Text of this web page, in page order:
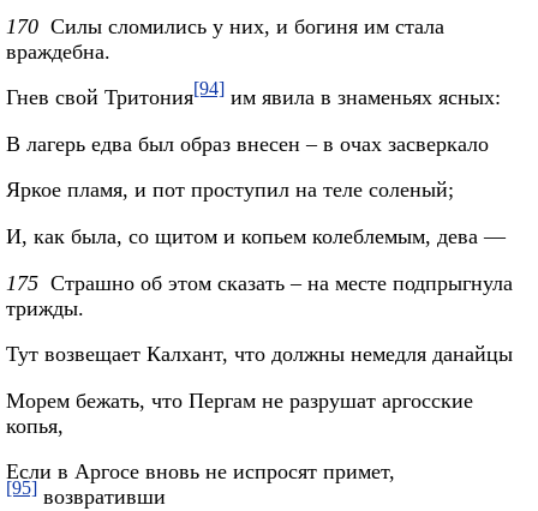
170 Силы сломились у них, и богиня им стала
враждебна.
Гнев свой Тритония[94] им явила в знаменьях ясных:
В лагерь едва был образ внесен – в очах засверкало
Яркое пламя, и пот проступил на теле соленый;
И, как была, со щитом и копьем колеблемым, дева —
175 Страшно об этом сказать – на месте подпрыгнула
трижды.
Тут возвещает Калхант, что должны немедля данайцы
Морем бежать, что Пергам не разрушат аргосские
копья,
Если в Аргосе вновь не испросят примет,
[95] возвративши